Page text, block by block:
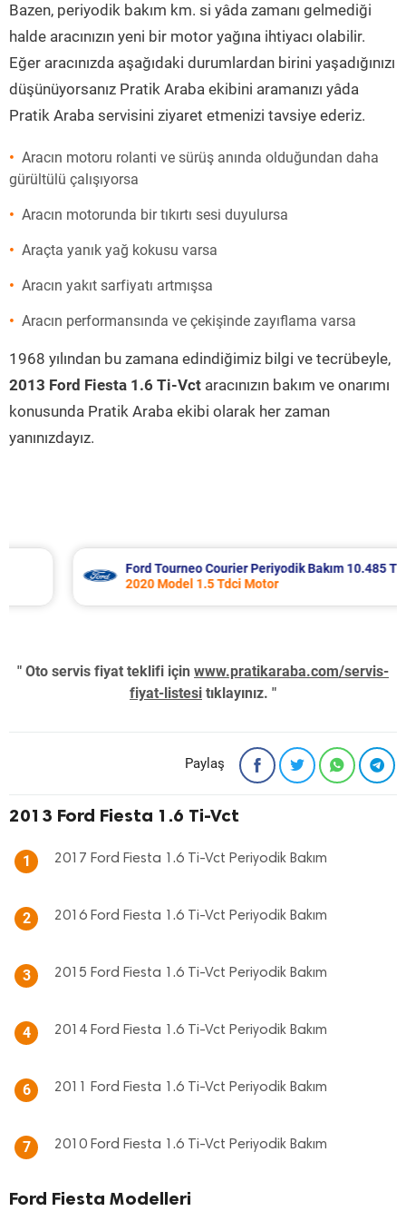
Bazen, periyodik bakım km. si yâda zamanı gelmediği
halde aracınızın yeni bir motor yağına ihtiyacı olabilir.
Eğer aracınızda aşağıdaki durumlardan birini yaşadığınızı
düşünüyorsanız Pratik Araba ekibini aramanızı yâda
Pratik Araba servisini ziyaret etmenizi tavsiye ederiz.
Aracın motoru rolanti ve sürüş anında olduğundan daha
gürültülü çalışıyorsa
Aracın motorunda bir tıkırtı sesi duyulursa
Araçta yanık yağ kokusu varsa
Aracın yakıt sarfiyatı artmışsa
Aracın performansında ve çekişinde zayıflama varsa
1968 yılından bu zamana edindiğimiz bilgi ve tecrübeyle,
2013 Ford Fiesta 1.6 Ti-Vct aracınızın bakım ve onarımı
konusunda Pratik Araba ekibi olarak her zaman
yanınızdayız.
Ford Tourneo Courier Periyodik Bakım 10.485 TL
2020 Model 1.5 Tdci Motor
" Oto servis fiyat teklifi için www.pratikaraba.com/servis-
fiyat-listesi tıklayınız. "
Paylaş
2013 Ford Fiesta 1.6 Ti-Vct
1 2017 Ford Fiesta 1.6 Ti-Vct Periyodik Bakım
2 2016 Ford Fiesta 1.6 Ti-Vct Periyodik Bakım
3 2015 Ford Fiesta 1.6 Ti-Vct Periyodik Bakım
4 2014 Ford Fiesta 1.6 Ti-Vct Periyodik Bakım
6 2011 Ford Fiesta 1.6 Ti-Vct Periyodik Bakım
7 2010 Ford Fiesta 1.6 Ti-Vct Periyodik Bakım
Ford Fiesta Modelleri